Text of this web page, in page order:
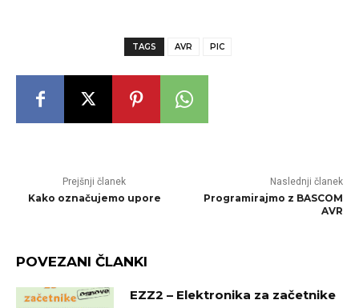
TAGS AVR PIC
Prejšnji članek
Kako označujemo upore
Naslednji članek
Programirajmo z BASCOM
AVR
POVEZANI ČLANKI
EZZ2 – Elektronika za začetnike